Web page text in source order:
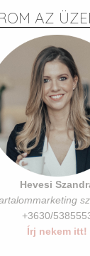
AZ
Hevesi
+3630/
Írj nekem itt!